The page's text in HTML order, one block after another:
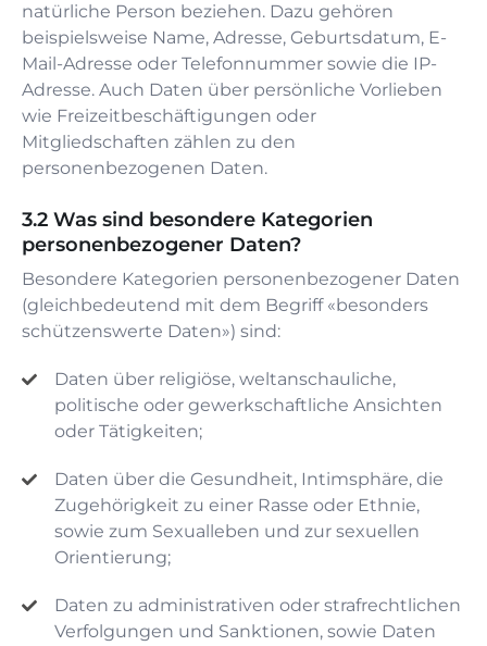
natürliche Person beziehen. Dazu gehören
beispielsweise Name, Adresse, Geburtsdatum, E-
Mail-Adresse oder Telefonnummer sowie die IP-
Adresse. Auch Daten über persönliche Vorlieben
wie Freizeitbeschäftigungen oder
Mitgliedschaften zählen zu den
personenbezogenen Daten.
Was sind besondere Kategorien
personenbezogener Daten?
Besondere Kategorien personenbezogener Daten
(gleichbedeutend mit dem Begriff «besonders
schützenswerte Daten») sind:
Daten über religiöse, weltanschauliche,
politische oder gewerkschaftliche Ansichten
oder Tätigkeiten;
Daten über die Gesundheit, Intimsphäre, die
Zugehörigkeit zu einer Rasse oder Ethnie,
sowie zum Sexualleben und zur sexuellen
Orientierung;
Daten zu administrativen oder strafrechtlichen
Verfolgungen und Sanktionen, sowie Daten